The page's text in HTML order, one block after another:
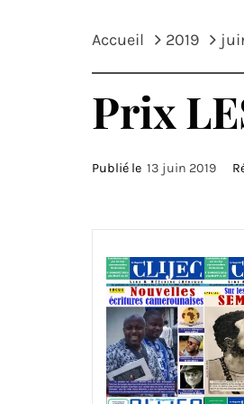
Accueil 2019
Prix
Publié le 13 juin 2019